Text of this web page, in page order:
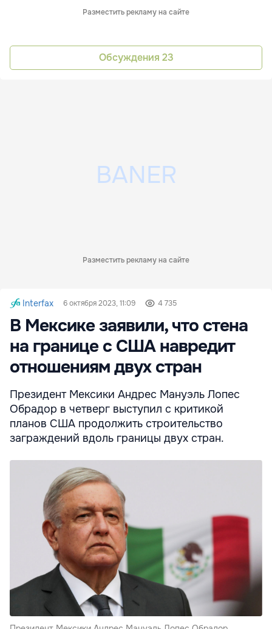
Разместить рекламу на сайте
Обсуждения 23
Разместить рекламу на сайте
Interfax 6 октября 2023, 11:09 4 735
В Мексике заявили, что стена
на границе с США навредит
отношениям двух стран
Президент Мексики Андрес Мануэль Лопес
Обрадор в четверг выступил с критикой
планов США продолжить строительство
заграждений вдоль границы двух стран.